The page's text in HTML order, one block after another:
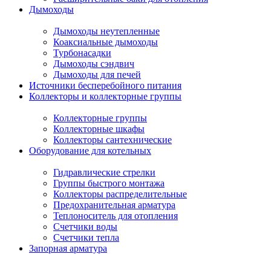
Дымоходы
Дымоходы неутепленные
Коаксиальные дымоходы
Турбонасадки
Дымоходы сэндвич
Дымоходы для печей
Источники бесперебойного питания
Коллекторы и коллекторные группы
Коллекторные группы
Коллекторные шкафы
Коллекторы сантехнические
Оборудование для котельных
Гидравлические стрелки
Группы быстрого монтажа
Коллекторы распределительные
Предохранительная арматура
Теплоноситель для отопления
Счетчики воды
Счетчики тепла
Запорная арматура